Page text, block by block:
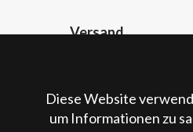
Versand
Impressum
Diese Website
um Informationen zu